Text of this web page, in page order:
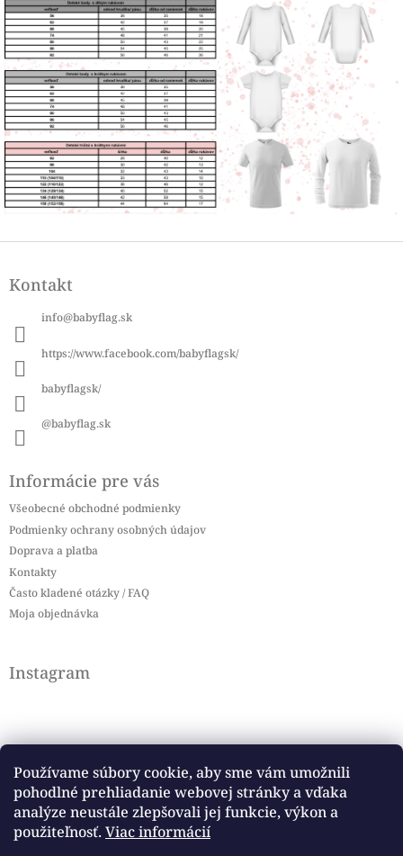
Používame súbory cookie, aby sme vám umožnili
pohodlné prehliadanie webovej stránky a vďaka
analýze neustále zlepšovali jej funkcie, výkon a
použiteľnosť. Viac informácií
pKontakt
info@babyflag.sk
https://www.facebook.com/babyflagsk/
babyflagsk/
@babyflag.sk
Informácie pre vás
Všeobecné obchodné podmienky
Podmienky ochrany osobných údajov
Doprava a platba
Kontakty
Často kladené otázky / FAQ
Moja objednávka
Instagram
Sledovať na Instagrame